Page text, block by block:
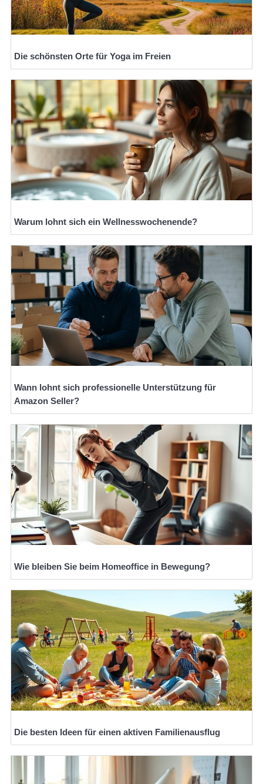
Die schönsten Orte für Yoga im Freien
Warum lohnt sich ein Wellnesswochenende?
Wann lohnt sich professionelle Unterstützung für
Amazon Seller?
Wie bleiben Sie beim Homeoffice in Bewegung?
Die besten Ideen für einen aktiven Familienausflug